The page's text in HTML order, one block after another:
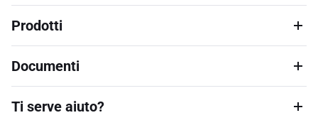
Prodotti
Documenti
Ti serve aiuto?